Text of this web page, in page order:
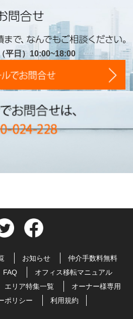
平日）10:00~18:00
お知らせ
仲介手数料無料
FAQ
オフィス移転マニュアル
エリア特集一覧
オーナー様専用
ポリシー
利用規約